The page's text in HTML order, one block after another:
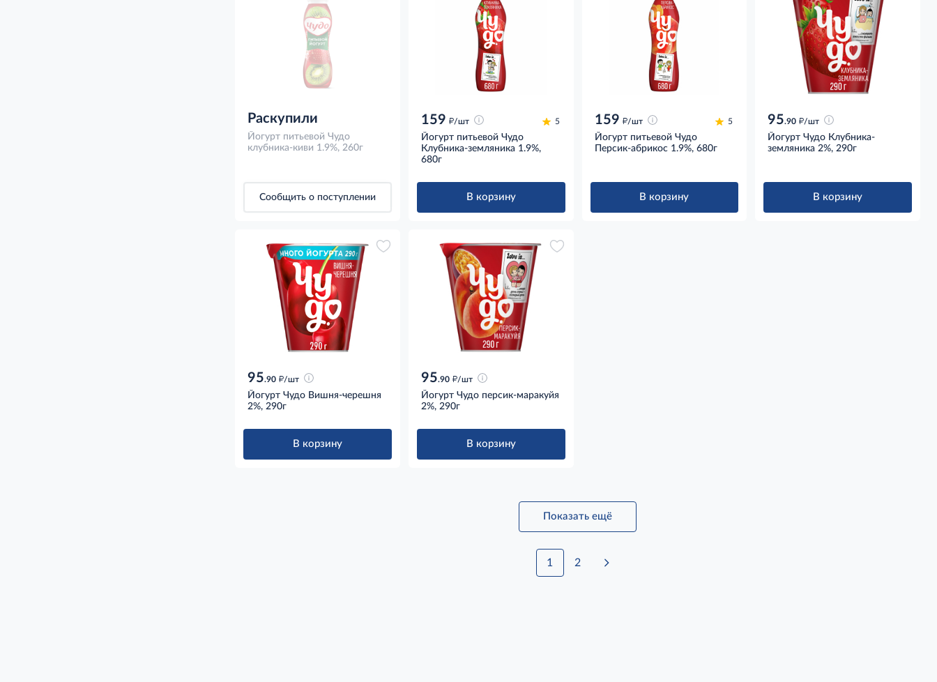
Раскупили
Йогурт питьевой Чудо
клубника-киви 1.9%, 260г
Сообщить о поступлении
159 д/шт 5
Йогурт питьевой Чудо
Клубника-земляника 1.9%,
680г
В корзину
159 д/шт 5
Йогурт питьевой Чудо
Персик-абрикос 1.9%, 680г
В корзину
95.90 д/шт
Йогурт Чудо Клубника-
земляника 2%, 290г
В корзину
95.90 д/шт
Йогурт Чудо Вишня-черешня
2%, 290г
В корзину
95.90 д/шт
Йогурт Чудо персик-маракуйя
2%, 290г
В корзину
Показать ещё
1 2